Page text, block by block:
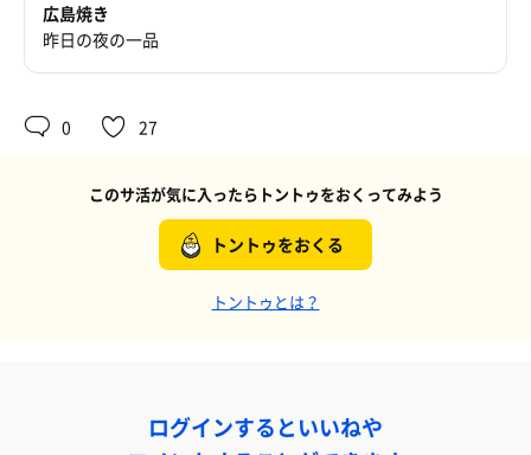
広島焼き
昨日の夜の一品
0 27
このサ活が気に入ったらトントゥをおくってみよう
トントゥをおくる
トントゥとは？
ログインするといいねや